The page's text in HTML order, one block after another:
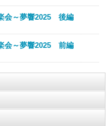
会～夢響2025 後編
会～夢響2025 前編